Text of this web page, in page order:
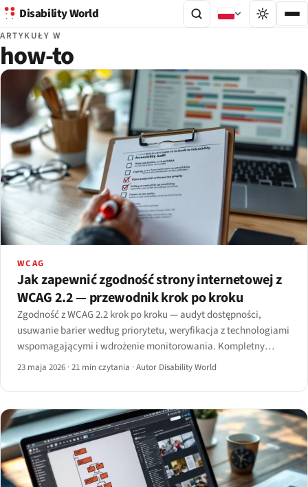
Disability World
ARTYKUŁY W
how-to
WCAG
Jak zapewnić zgodność strony internetowej z
WCAG 2.2 — przewodnik krok po kroku
Zgodność z WCAG 2.2 krok po kroku — audyt dostępności,
usuwanie barier według priorytetu, weryfikacja z technologiami
wspomagającymi i wdrożenie monitorowania. Kompletny
poradnik na 2026 rok.
23 maja 2026 ·21 min czytania ·Autor Disability World